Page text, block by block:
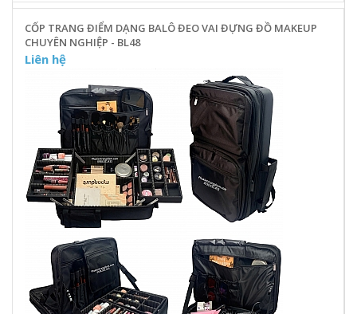
CỐP TRANG ĐIỂM DẠNG BALÔ ĐEO VAI ĐỰNG ĐỒ MAKEUP
CHUYÊN NGHIỆP - BL48
Liên hệ